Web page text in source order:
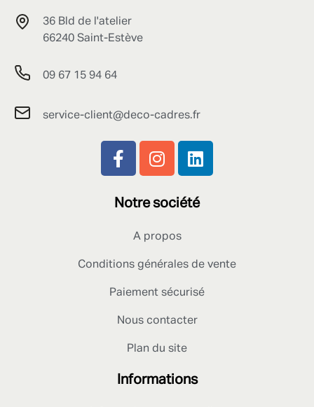
36 Bld de l'atelier
66240 Saint-Estève
09 67 15 94 64
service-client@deco-cadres.fr
Notre société
A propos
Conditions générales de vente
Paiement sécurisé
Nous contacter
Plan du site
Informations